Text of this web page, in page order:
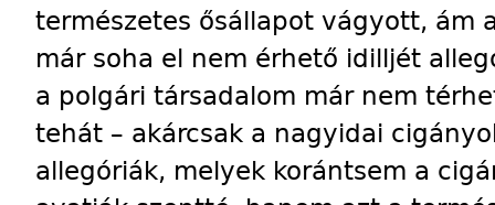
természetes ősállapot vágyott, ám
már soha el nem érhető idilljét
a polgári társadalom már nem
tehát – akárcsak a nagyidai
allegóriák, melyek korántsem a